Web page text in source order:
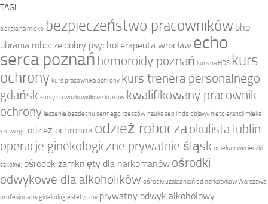
TAGI
alergia na mleko bezpieczeństwo pracowników bhp
ubrania robocze dobry psychoterapeuta wrocław echo
serca poznań hemoroidy poznań kurs na HDS kurs
ochrony kurs pracownika ochrony kurs trenera personalnego
gdańsk kursy na wózki widłowe kraków kwalifikowany pracownik
ochrony leczenie bezdechu sennego rzeszów nauka sep i hds objawy nietolerancji mleka
krowiego odzież ochronna odzież robocza okulista lublin
operacje ginekologiczne prywatnie śląsk opiekun wycieczki
szkolnej ośrodek zamknięty dla narkomanów ośrodki
odwykowe dla alkoholików ośrodki uzależnień od narkotyków Warszawa
profesjonalny ginekolog estetyczny prywatny odwyk alkoholowy